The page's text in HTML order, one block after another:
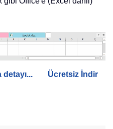
Ücretsiz İndir